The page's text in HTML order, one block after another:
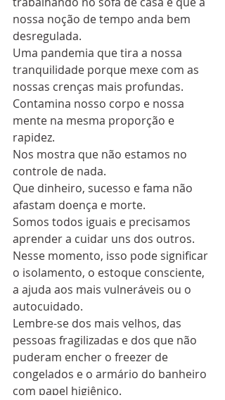
nossa noção de tempo anda bem
desregulada.
Uma pandemia que tira a nossa
tranquilidade porque mexe com as
nossas crenças mais profundas.
Contamina nosso corpo e nossa
mente na mesma proporção e
rapidez.
Nos mostra que não estamos no
controle de nada.
Que dinheiro, sucesso e fama não
afastam doença e morte.
Somos todos iguais e precisamos
aprender a cuidar uns dos outros.
Nesse momento, isso pode significar
o isolamento, o estoque consciente,
a ajuda aos mais vulneráveis ou o
autocuidado.
Lembre-se dos mais velhos, das
pessoas fragilizadas e dos que não
puderam encher o freezer de
congelados e o armário do banheiro
com papel higiênico.